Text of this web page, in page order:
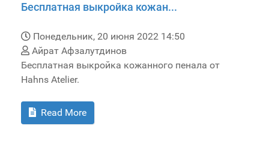
Бесплатная выкройка кожан...
Понедельник, 20 июня 2022 14:50
Айрат Афзалутдинов
Бесплатная выкройка кожанного пенала от
Hahns Atelier.
Read More